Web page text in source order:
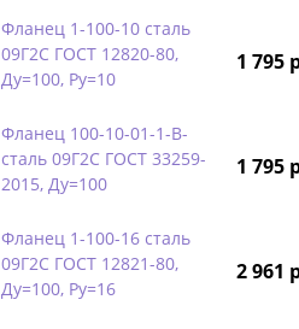
Фланец 1-100-10 сталь
09Г2С ГОСТ 12820-80,
Ду=100, Ру=10
1 795
Фланец 100-10-01-1-B-
сталь 09Г2С ГОСТ 33259-
2015, Ду=100
1 795
Фланец 1-100-16 сталь
09Г2С ГОСТ 12821-80,
Ду=100, Ру=16
2 961